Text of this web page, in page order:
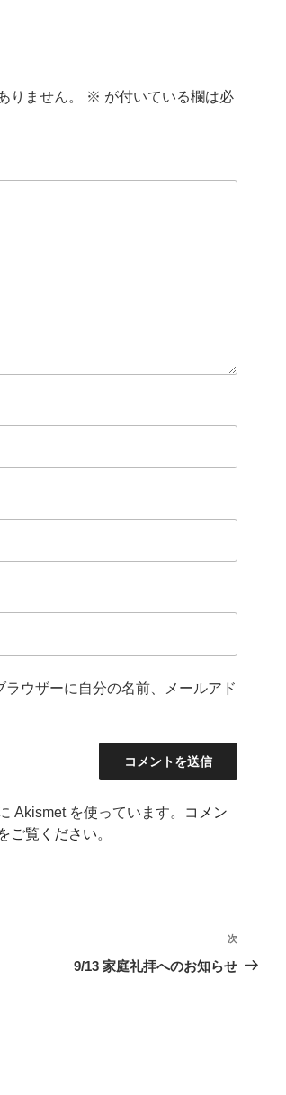
りません。 ※ が付いている欄は必
ウザーに自分の名前、メールアド
Akismet を使っています。
コメン
ご覧ください。
次
の
次
9/13 家庭礼拝へのお知らせ